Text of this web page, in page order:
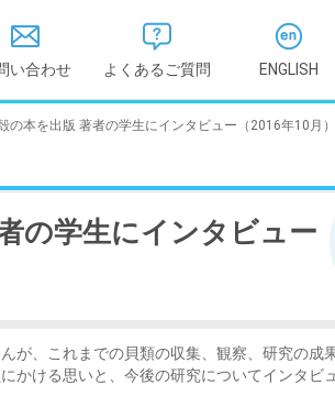
い合わせ よくあるご質問 ENGLISH
教学に関する情報
社会貢献等
設置計画履行状況報告書
医学部
薬学部
健康科学部
の本を出版 著者の学生にインタビュー（2016年10月）
の学生にインタビュー
が、これまでの貝類の収集、観察、研究の成
かける思いと、今後の研究についてインタビ